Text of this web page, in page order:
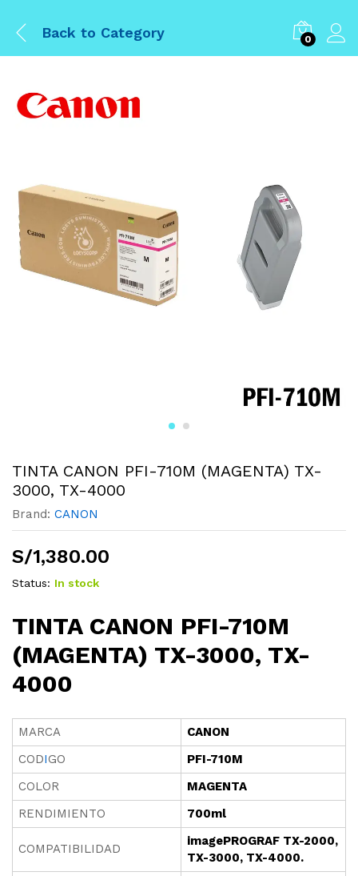
Back to Category 0
TINTA CANON PFI-710M (MAGENTA) TX-
3000, TX-4000
Brand: CANON
S/1,380.00
Status: In stock
TINTA CANON PFI-710M
(MAGENTA) TX-3000, TX-
4000
MARCA
CANON
CODIGO
PFI-710M
COLOR
MAGENTA
RENDIMIENTO
700ml
COMPATIBILIDAD
imagePROGRAF TX-2000,
TX-3000, TX-4000.